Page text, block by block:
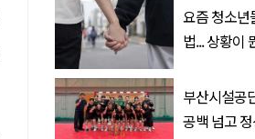
요즘 청소년
법... 상황이
부산시설공
공백 넘고